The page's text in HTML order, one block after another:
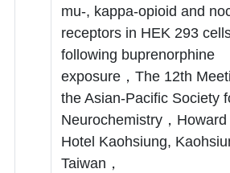
mu-, kappa-opioid and
receptors in HEK 293
following buprenorphine
exposure，The 12th
the Asian-Pacific Society
Neurochemistry，Howard
Hotel Kaohsiung,
Taiwan，